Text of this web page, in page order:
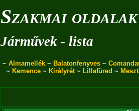
Szakmai oldalak
Járművek - lista
~ Almamellék ~ Balatonfenyves ~
~ Kemence~ Királyrét~ Lillafüred ~